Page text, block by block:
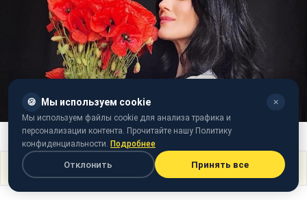
Фото: Маша Єфросиніна (instagram.com/mashaefrosinina)
Поделиться
🍪 Мы используем cookie ✕
Мы используем файлы cookie для анализа трафика и
персонализации контента. Прочитайте нашу Политику
конфиденциальности. Подробнее
Отклонить Принять все